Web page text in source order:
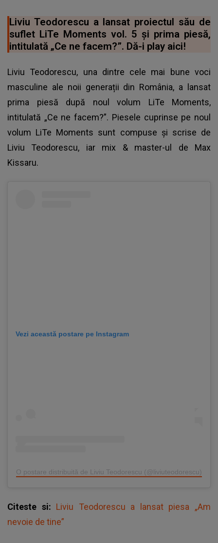
Liviu Teodorescu a lansat proiectul său de
suflet LiTe Moments vol. 5 și prima piesă,
intitulată „Ce ne facem?”. Dă-i play aici!
Liviu Teodorescu, una dintre cele mai bune voci
masculine ale noii generații din România, a lansat
prima piesă după noul volum LiTe Moments,
intitulată „Ce ne facem?”. Piesele cuprinse pe noul
volum LiTe Moments sunt compuse și scrise de
Liviu Teodorescu, iar mix & master-ul de Max
Kissaru.
Vezi această postare pe Instagram
O postare distribuită de Liviu Teodorescu (@liviuteodorescu)
Citeste si: Liviu Teodorescu a lansat piesa „Am
nevoie de tine”